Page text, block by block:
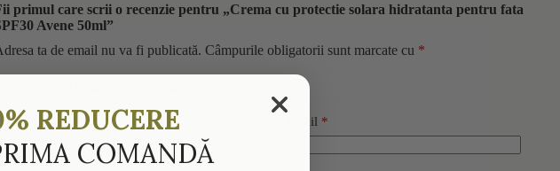
primul care scrii o recenzie pentru „Crema cu protectie solara hidratanta pentru fata
Avene 50ml”
ta de email nu va fi publicată. Câmpurile obligatorii sunt marcate cu *
* Email *
REDUCERE
COMANDĂ